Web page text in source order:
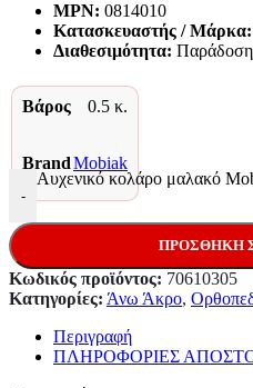
MPN: 0814010
Κατασκευαστής / Μάρκα:
Διαθεσιμότητα: Παράδoση
Βάρος 0.5 κ.
BrandMobiak
-
Αυχενικό κολάρο μαλακό
ΠΡΟΣΘΉΚΗ
Κωδικός προϊόντος: 70610305
Κατηγορίες: Άνω Άκρο,
Περιγραφή
ΠΛΗΡΟΦΟΡΙΕΣ